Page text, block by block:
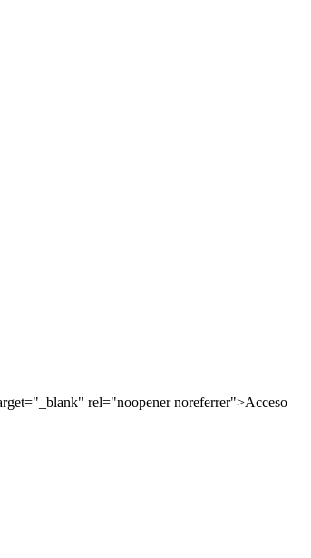
rel="noopener noreferrer">Acceso